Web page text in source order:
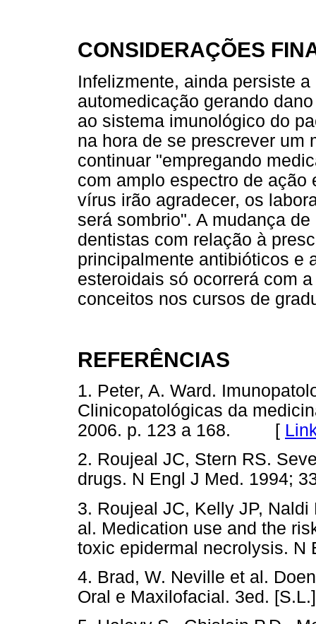
CONSIDERAÇÕES
Infelizmente, ainda persiste
automedicação gerando
ao sistema imunológico do
na hora de se prescrever um
continuar "empregando
com amplo espectro de
vírus irão agradecer, os
será sombrio". A mudança
dentistas com relação à
principalmente antibióticos e
esteroidais só ocorrerá com
conceitos nos cursos de
REFERÊNCIAS
1. Peter, A. Ward.
Clinicopatológicas da
2006. p. 123 a 168. [
2. Roujeal JC, Stern RS.
drugs. N Engl J Med. 1994;
3. Roujeal JC, Kelly JP,
al. Medication use and the
toxic epidermal necrolysis. N
4. Brad, W. Neville et al.
Oral e Maxilofacial. 3ed.